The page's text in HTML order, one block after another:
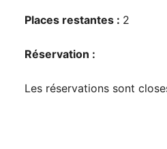
Places restantes : 2
Réservation :
Les réservations sont